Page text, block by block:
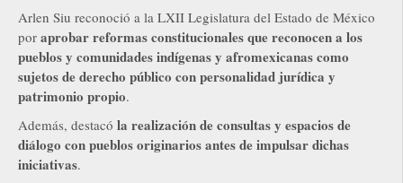
Arlen Siu reconoció a la LXII Legislatura del Estado de México
por aprobar reformas constitucionales que reconocen a los
pueblos y comunidades indígenas y afromexicanas como
sujetos de derecho público con personalidad jurídica y
patrimonio propio.
Además, destacó la realización de consultas y espacios de
diálogo con pueblos originarios antes de impulsar dichas
iniciativas.